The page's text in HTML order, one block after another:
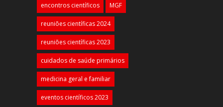
encontros científicos MGF
reuniões científicas 2024
reuniões científicas 2023
cuidados de saúde primários
medicina geral e familiar
eventos científicos 2023